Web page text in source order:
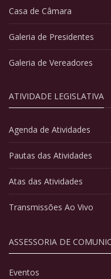
Casa de Câmara
Galeria de Presidentes
Galeria de Vereadores
ATIVIDADE LEGISLATIVA
Agenda de Atividades
Pautas das Atividades
Atas das Atividades
Transmissões Ao Vivo
ASSESSORIA DE
Eventos